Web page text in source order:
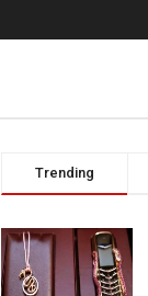
Trending